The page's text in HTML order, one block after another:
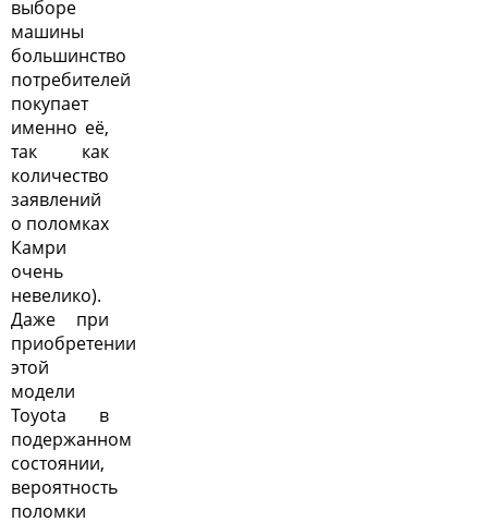
выборе
машины
большинство
потребителей
покупает
именно её,
так как
количество
заявлений
о поломках
Камри
очень
невелико).
Даже при
приобретении
этой
модели
Toyota в
подержанном
состоянии,
вероятность
поломки